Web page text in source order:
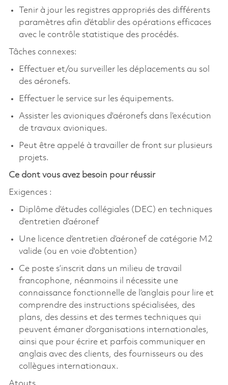
Tenir à jour les registres appropriés des différents
paramètres afin d’établir des opérations efficaces
avec le contrôle statistique des procédés.
Tâches connexes:
Effectuer et/ou surveiller les déplacements au sol
des aéronefs.
Effectuer le service sur les équipements.
Assister les avioniques d'aéronefs dans l’exécution
de travaux avioniques.
Peut être appelé à travailler de front sur plusieurs
projets.
Ce dont vous avez besoin pour réussir
Exigences :
Diplôme d’études collégiales (DEC) en techniques
d’entretien d’aéronef
Une licence d’entretien d’aéronef de catégorie M2
valide (ou en voie d'obtention)
Ce poste s’inscrit dans un milieu de travail
francophone, néanmoins il nécessite une
connaissance fonctionnelle de l’anglais pour lire et
comprendre des instructions spécialisées, des
plans, des dessins et des termes techniques qui
peuvent émaner d’organisations internationales,
ainsi que pour écrire et parfois communiquer en
anglais avec des clients, des fournisseurs ou des
collègues internationaux.